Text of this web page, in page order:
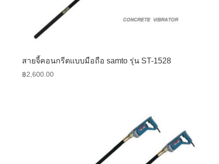
สายจี้คอนกรีตแบบมือถือ samto รุ่น ST-1528
฿2,600.00